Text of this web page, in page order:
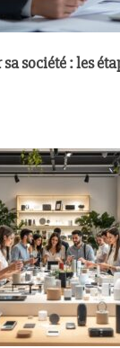
société : les